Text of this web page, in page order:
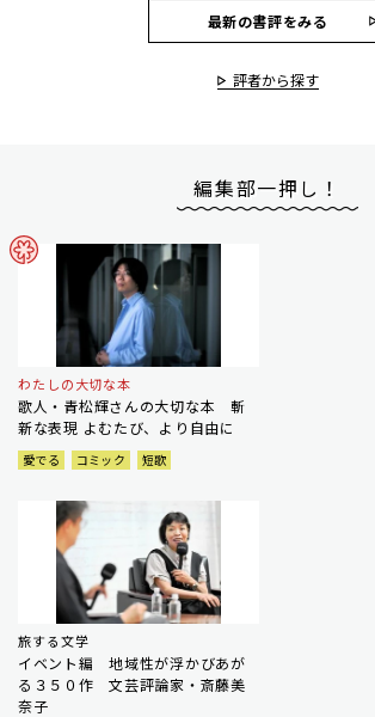
最新の書評をみる
評者から探す
編集部一押し！
わたしの大切な本
歌人・青松輝さんの大切な本 斬
新な表現 よむたび、より自由に
愛でる コミック 短歌
旅する文学
イベント編 地域性が浮かびあが
る３５０作 文芸評論家・斎藤美
奈子